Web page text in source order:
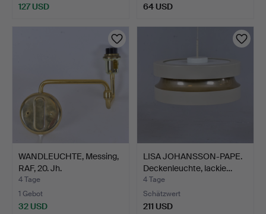
127 USD 64 USD
WANDLEUCHTE, Messing,
RAF, 20. Jh.
4 Tage
1 Gebot
32 USD
LISA JOHANSSON-PAPE.
Deckenleuchte, lackie…
4 Tage
Schätzwert
211 USD